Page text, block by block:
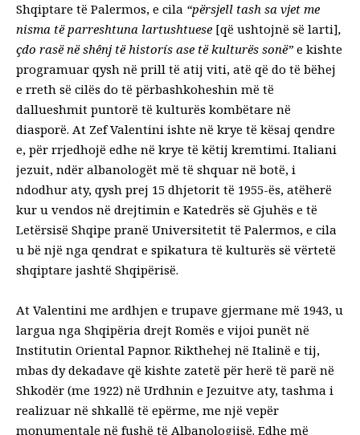
Shqiptare të Palermos, e cila “përsjell tash sa vjet me
nisma të parreshtuna lartushtuese [që ushtojnë së larti],
çdo rasë në shênj të historís ase të kulturës sonë” e kishte
programuar qysh në prill të atij viti, atë që do të bëhej
e rreth së cilës do të përbashkoheshin më të
dallueshmit puntorë të kulturës kombëtare në
diasporë. At Zef Valentini ishte në krye të kësaj qendre
e, për rrjedhojë edhe në krye të këtij kremtimi. Italiani
jezuit, ndër albanologët më të shquar në botë, i
ndodhur aty, qysh prej 15 dhjetorit të 1955-ës, atëherë
kur u vendos në drejtimin e Katedrës së Gjuhës e të
Letërsisë Shqipe pranë Universitetit të Palermos, e cila
u bë një nga qendrat e spikatura të kulturës së vërtetë
shqiptare jashtë Shqipërisë.
At Valentini me ardhjen e trupave gjermane më 1943, u
largua nga Shqipëria drejt Romës e vijoi punët në
Institutin Oriental Papnor. Rikthehej në Italinë e tij,
mbas dy dekadave që kishte zatetë për herë të parë në
Shkodër (me 1922) në Urdhnin e Jezuitve aty, tashma i
realizuar në shkallë të epërme, me një vepër
monumentale në fushë të Albanologjisë. Edhe më